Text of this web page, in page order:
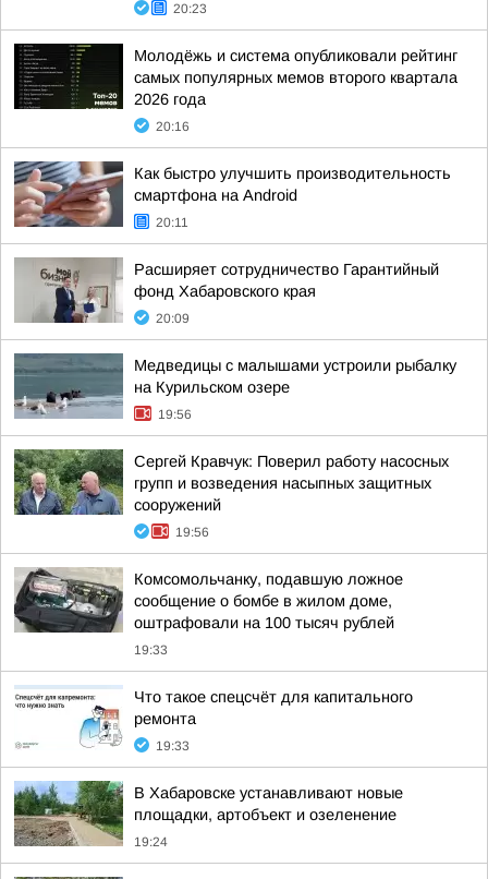
20:23
Молодёжь и система опубликовали рейтинг
самых популярных мемов второго квартала
2026 года
20:16
Как быстро улучшить производительность
смартфона на Android
20:11
Расширяет сотрудничество Гарантийный
фонд Хабаровского края
20:09
Медведицы с малышами устроили рыбалку
на Курильском озере
19:56
Сергей Кравчук: Поверил работу насосных
групп и возведения насыпных защитных
сооружений
19:56
Комсомольчанку, подавшую ложное
сообщение о бомбе в жилом доме,
оштрафовали на 100 тысяч рублей
19:33
Что такое спецсчёт для капитального
ремонта
19:33
В Хабаровске устанавливают новые
площадки, артобъект и озеленение
19:24